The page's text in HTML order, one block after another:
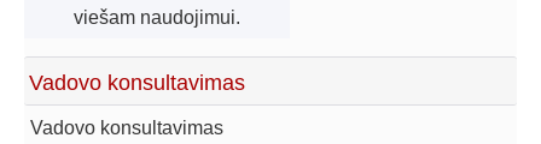
viešam naudojimui.
Vadovo konsultavimas
Vadovo konsultavimas